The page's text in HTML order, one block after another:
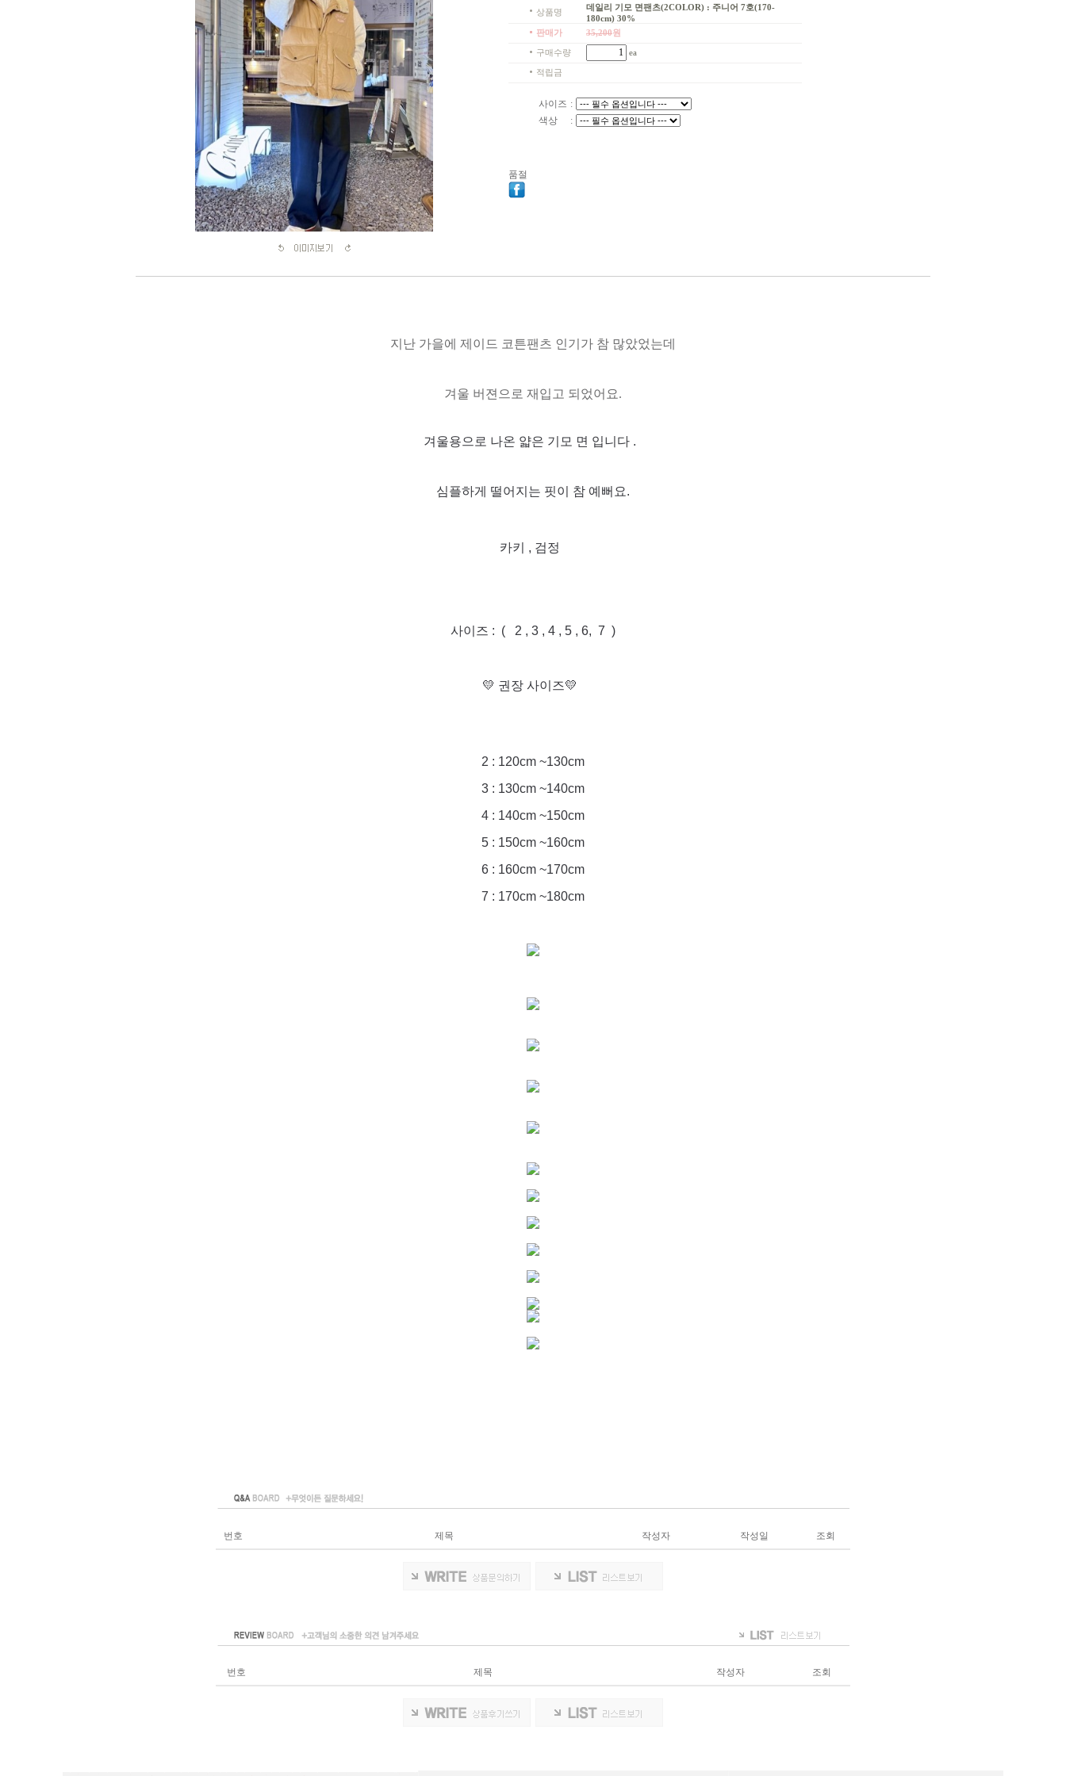
상품명
데일리 기모 면팬츠(2COLOR) : 주니어 7호(170-
180cm) 30%
판매가
35,200원
구매수량 ea
적립금
사이즈 :
색상
:
품절
지난 가을에 제이드 코튼팬츠 인기가 참 많았었는데
겨울 버젼으로 재입고 되었어요.
겨울용으로 나온 얇은 기모 면 입니다 .
심플하게 떨어지는 핏이 참 예뻐요.
카키 , 검정
사이즈 : ( 2 , 3 , 4 , 5 , 6, 7 )
💛 권장 사이즈💛
2 : 120cm ~130cm
3 : 130cm ~140cm
4 : 140cm ~150cm
5 : 150cm ~160cm
6 : 160cm ~170cm
7 : 170cm ~180cm
번호 제목 작성자 작성일 조회
번호 제목 작성자 조회